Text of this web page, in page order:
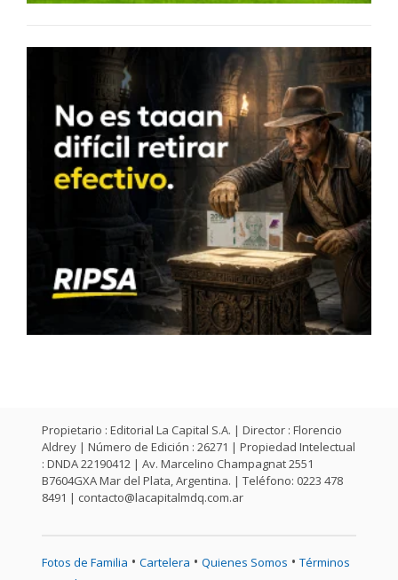
Propietario : Editorial La Capital S.A. | Director : Florencio
Aldrey | Número de Edición : 26271 | Propiedad Intelectual
: DNDA 22190412 | Av. Marcelino Champagnat 2551
B7604GXA Mar del Plata, Argentina. | Teléfono: 0223 478
8491 | contacto@lacapitalmdq.com.ar
Fotos de Familia • Cartelera • Quienes Somos • Términos